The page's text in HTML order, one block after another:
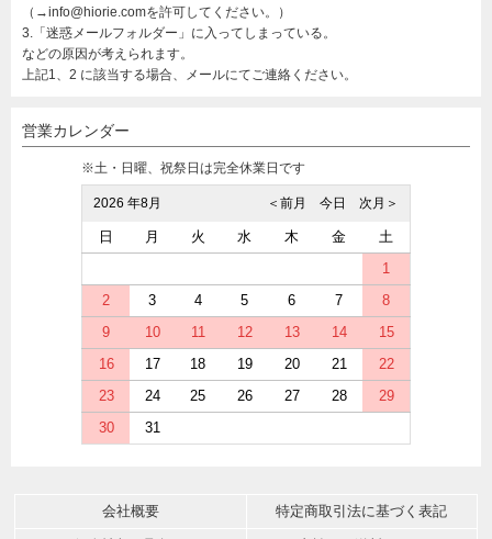
（→info@hiorie.comを許可してください。）
3.「迷惑メールフォルダー」に入ってしまっている。
などの原因が考えられます。
上記1、2 に該当する場合、メールにてご連絡ください。
営業カレンダー
※土・日曜、祝祭日は完全休業日です
2026 年8月 次月＞
今日
＜前月
日 月 火 水 木 金
土
1
2
3 4 5 6 7
8
9
10 11 12 13 14
15
16
17 18 19 20 21
22
23
24 25 26 27 28
29
30
31
会社概要 特定商取引法に基づく表記